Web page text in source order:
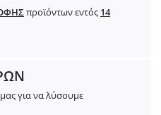
προϊόντων εντός 14
για να λύσουμε